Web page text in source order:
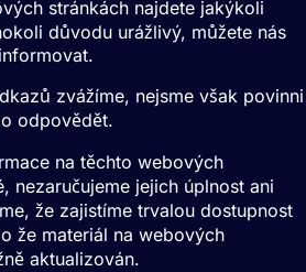
stránkách najdete jakýkoli
důvodu urážlivý, můžete nás
zvážíme, nejsme však povinni
odpovědět.
na těchto webových
nezaručujeme jejich úplnost ani
že zajistíme trvalou dostupnost
že materiál na webových
aktualizován.